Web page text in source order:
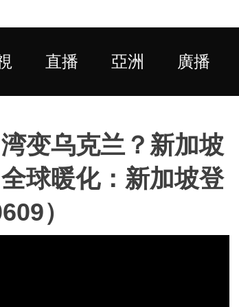
直播 亞洲 廣播
变乌克兰？新加坡
球暖化：新加坡登
）